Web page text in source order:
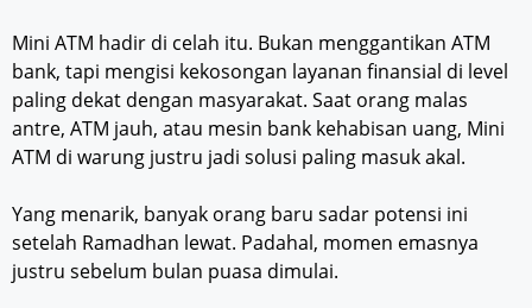
Mini ATM hadir di celah itu. Bukan menggantikan ATM
bank, tapi mengisi kekosongan layanan finansial di level
paling dekat dengan masyarakat. Saat orang malas
antre, ATM jauh, atau mesin bank kehabisan uang, Mini
ATM di warung justru jadi solusi paling masuk akal.
Yang menarik, banyak orang baru sadar potensi ini
setelah Ramadhan lewat. Padahal, momen emasnya
justru sebelum bulan puasa dimulai.